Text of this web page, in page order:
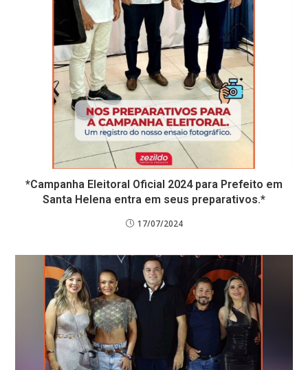
*Campanha Eleitoral Oficial 2024 para Prefeito em
Santa Helena entra em seus preparativos.*
17/07/2024